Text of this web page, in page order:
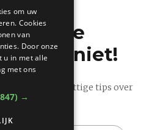
laatste
niet!
updates vol nuttige tips over
verbouwen.
om uw
Cookies
van
Door onze
u in met alle
met ons
→